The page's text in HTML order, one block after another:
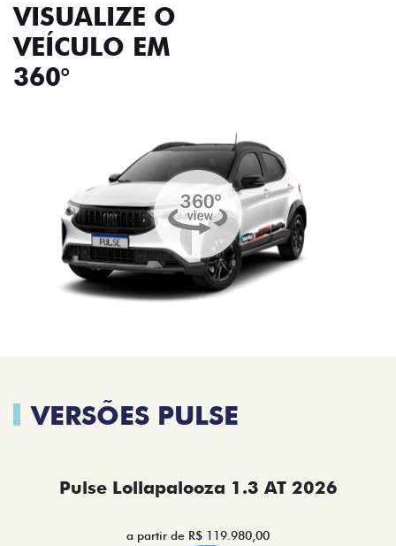
VISUALIZE O
VEÍCULO EM
360°
VERSÕES PULSE
Pulse Lollapalooza 1.3 AT 2026
a partir de R$ 119.980,00